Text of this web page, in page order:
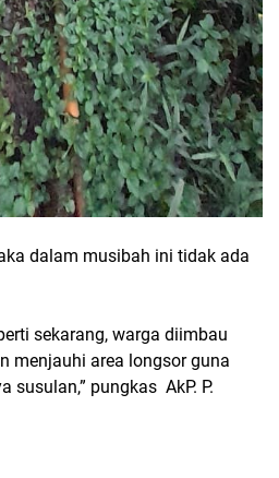
dalam musibah ini tidak ada
sekarang, warga diimbau
menjauhi area longsor guna
susulan,” pungkas AkP. P.